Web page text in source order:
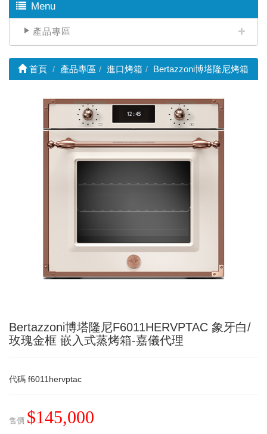
Menu
產品專區
首頁 產品專區 進口烤箱 Bertazzoni博塔隆尼烤箱
Bertazzoni博塔隆尼F6011HERVPTAC 象牙白/
玫瑰金框 嵌入式蒸烤箱-嘉儀代理
代碼 f6011hervptac
售價 $145,000